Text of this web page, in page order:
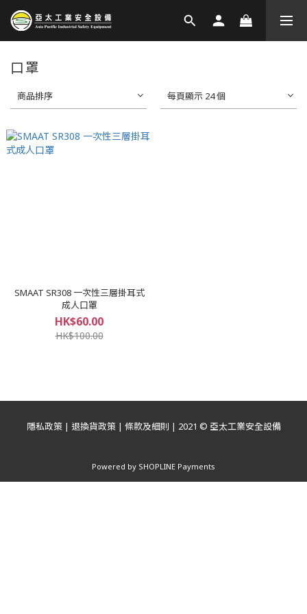
口罩
商品排序 每頁顯示 24 個
SMAAT SR308 一次性三層掛耳式
成人口罩
HK$60.00
HK$100.00
隱私政策| 退換貨政策 | 條款及細則 | 2021 © 亞太工業安全設備
Powered by SHOPLINE Payments